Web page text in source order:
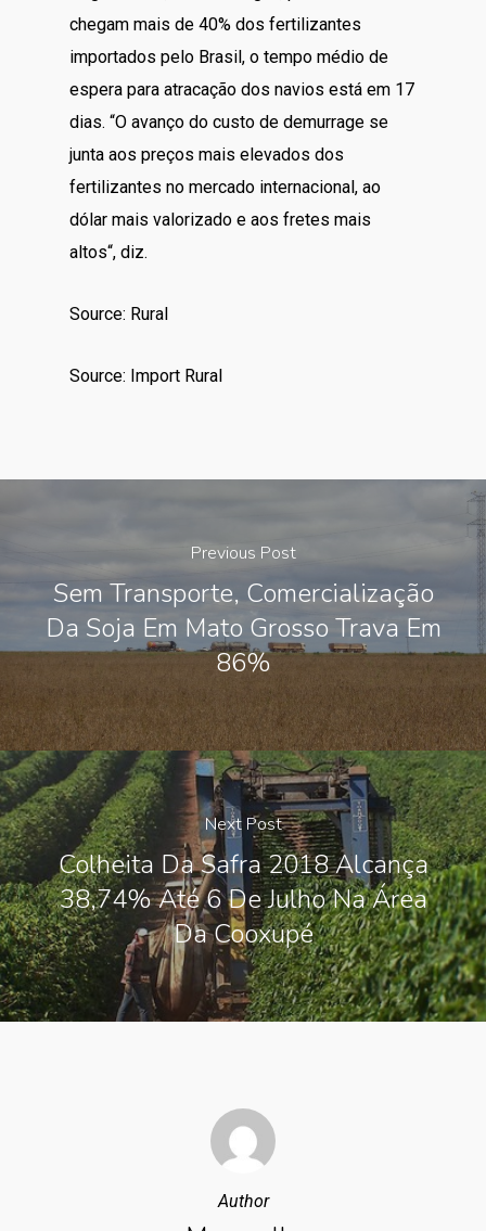
chegam mais de 40% dos fertilizantes
importados pelo Brasil, o tempo médio de
espera para atracação dos navios está em 17
dias. “O avanço do custo de demurrage se
junta aos preços mais elevados dos
fertilizantes no mercado internacional, ao
dólar mais valorizado e aos fretes mais
altos“, diz.
Source: Rural
Source: Import Rural
Previous Post
Sem Transporte, Comercialização
Da Soja Em Mato Grosso Trava Em
86%
Next Post
Colheita Da Safra 2018 Alcança
38,74% Até 6 De Julho Na Área
Da Cooxupé
Author